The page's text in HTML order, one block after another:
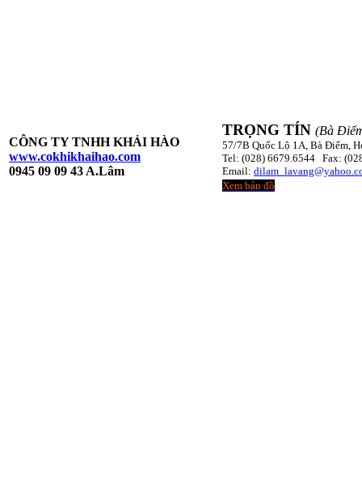
CÔNG TY TNHH KHẢI HÀO
www.cokhikhaihao.com
0945 09 09 43 A.Lâm
TRỌNG TÍN (Bà
57/7B Quốc Lộ 1A, Bà Điểm,
Tel: (028) 6679.6544 Fax:
Email:
Xem bản đồ